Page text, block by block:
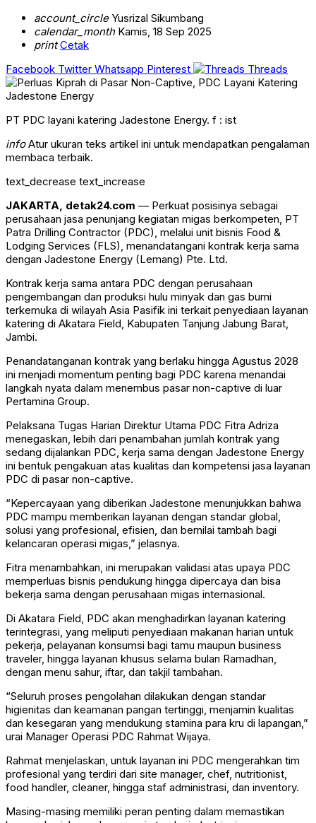
account_circleYusrizal Sikumbang
calendar_monthKamis, 18 Sep 2025
print Cetak
Facebook Twitter Whatsapp Pinterest Threads
PT PDC layani katering Jadestone Energy. f : ist
infoAtur ukuran teks artikel ini untuk mendapatkan pengalaman
membaca terbaik.
text_decrease text_increase
JAKARTA, detak24.com — Perkuat posisinya sebagai
perusahaan jasa penunjang kegiatan migas berkompeten, PT
Patra Drilling Contractor (PDC), melalui unit bisnis Food &
Lodging Services (FLS), menandatangani kontrak kerja sama
dengan Jadestone Energy (Lemang) Pte. Ltd.
Kontrak kerja sama antara PDC dengan perusahaan
pengembangan dan produksi hulu minyak dan gas bumi
terkemuka di wilayah Asia Pasifik ini terkait penyediaan layanan
katering di Akatara Field, Kabupaten Tanjung Jabung Barat,
Jambi.
Penandatanganan kontrak yang berlaku hingga Agustus 2028
ini menjadi momentum penting bagi PDC karena menandai
langkah nyata dalam menembus pasar non-captive di luar
Pertamina Group.
Pelaksana Tugas Harian Direktur Utama PDC Fitra Adriza
menegaskan, lebih dari penambahan jumlah kontrak yang
sedang dijalankan PDC, kerja sama dengan Jadestone Energy
ini bentuk pengakuan atas kualitas dan kompetensi jasa layanan
PDC di pasar non-captive.
“Kepercayaan yang diberikan Jadestone menunjukkan bahwa
PDC mampu memberikan layanan dengan standar global,
solusi yang profesional, efisien, dan bernilai tambah bagi
kelancaran operasi migas,” jelasnya.
Fitra menambahkan, ini merupakan validasi atas upaya PDC
memperluas bisnis pendukung hingga dipercaya dan bisa
bekerja sama dengan perusahaan migas internasional.
Di Akatara Field, PDC akan menghadirkan layanan katering
terintegrasi, yang meliputi penyediaan makanan harian untuk
pekerja, pelayanan konsumsi bagi tamu maupun business
traveler, hingga layanan khusus selama bulan Ramadhan,
dengan menu sahur, iftar, dan takjil tambahan.
“Seluruh proses pengolahan dilakukan dengan standar
higienitas dan keamanan pangan tertinggi, menjamin kualitas
dan kesegaran yang mendukung stamina para kru di lapangan,”
urai Manager Operasi PDC Rahmat Wijaya.
Rahmat menjelaskan, untuk layanan ini PDC mengerahkan tim
profesional yang terdiri dari site manager, chef, nutritionist,
food handler, cleaner, hingga staf administrasi, dan inventory.
Masing-masing memiliki peran penting dalam memastikan